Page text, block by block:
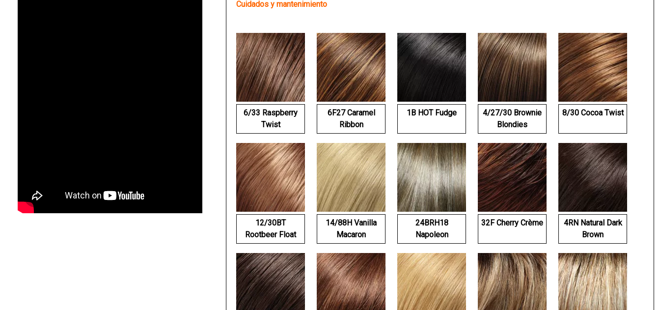
Cuidados y mantenimiento
6/33 Raspberry
Twist
6F27 Caramel
Ribbon
1B HOT Fudge
4/27/30 Brownie
Blondies
8/30 Cocoa Twist
12/30BT
Rootbeer Float
14/88H Vanilla
Macaron
24BRH18
Napoleon
32F Cherry Crème
4RN Natural Dark
Brown